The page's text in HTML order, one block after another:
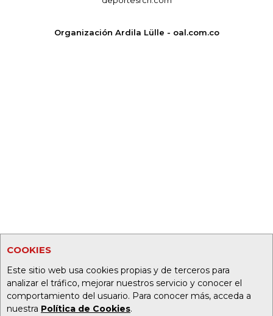
COOKIES
Este sitio web usa cookies propias y de terceros para
analizar el tráfico, mejorar nuestros servicio y conocer el
comportamiento del usuario. Para conocer más, acceda a
nuestra Política de Cookies.
Organización Ardila Lülle - oal.com.co